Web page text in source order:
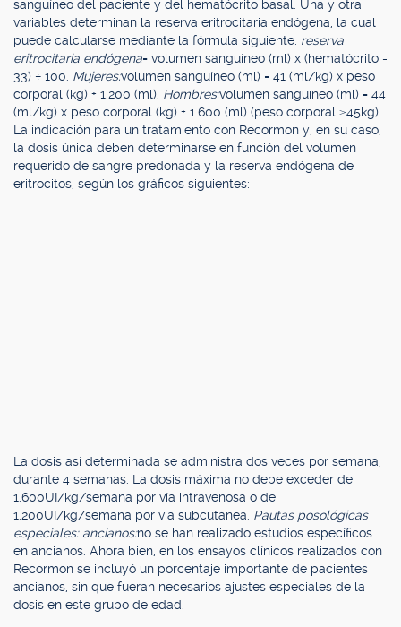
sanguíneo del paciente y del hematócrito basal. Una y otra
variables determinan la reserva eritrocitaria endógena, la cual
puede calcularse mediante la fórmula siguiente: reserva
eritrocitaria endógena= volumen sanguíneo (ml) x (hematócrito -
33) ÷ 100. Mujeres:volumen sanguíneo (ml) = 41 (ml/kg) x peso
corporal (kg) + 1.200 (ml). Hombres:volumen sanguíneo (ml) = 44
(ml/kg) x peso corporal (kg) + 1.600 (ml) (peso corporal ≥45kg).
La indicación para un tratamiento con Recormon y, en su caso,
la dosis única deben determinarse en función del volumen
requerido de sangre predonada y la reserva endógena de
eritrocitos, según los gráficos siguientes:
La dosis así determinada se administra dos veces por semana,
durante 4 semanas. La dosis máxima no debe exceder de
1.600UI/kg/semana por vía intravenosa o de
1.200UI/kg/semana por vía subcutánea. Pautas posológicas
especiales: ancianos:no se han realizado estudios específicos
en ancianos. Ahora bien, en los ensayos clínicos realizados con
Recormon se incluyó un porcentaje importante de pacientes
ancianos, sin que fueran necesarios ajustes especiales de la
dosis en este grupo de edad.